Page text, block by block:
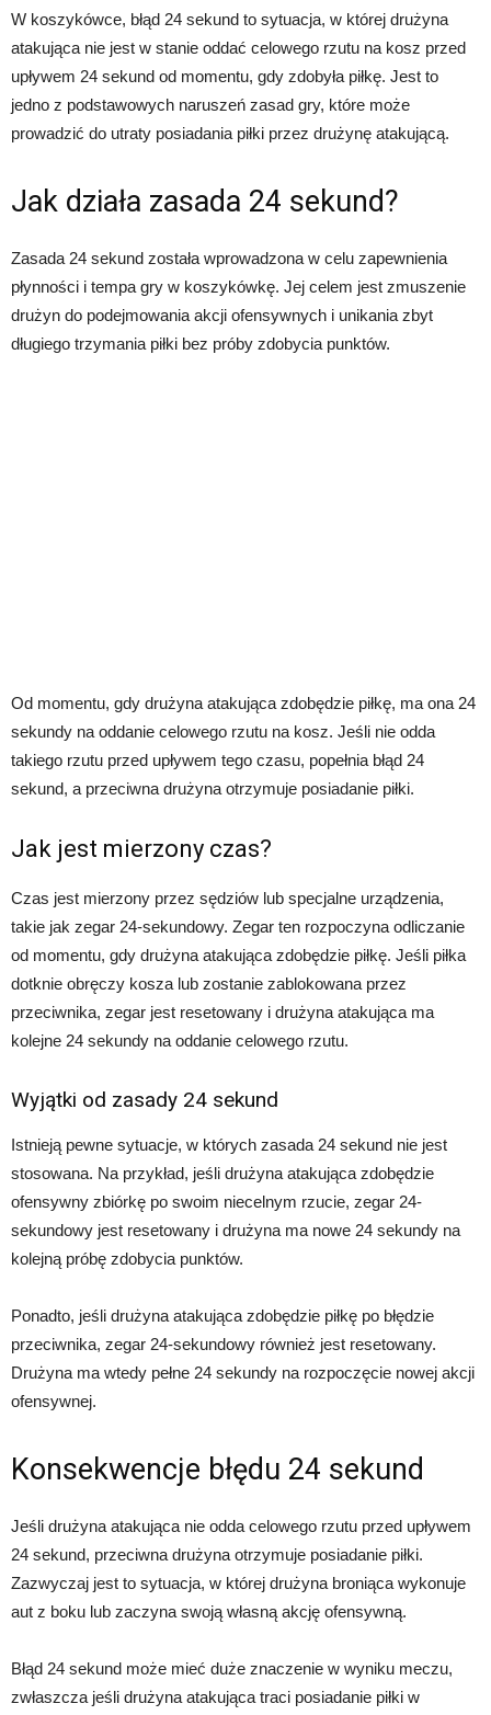
W koszykówce, błąd 24 sekund to sytuacja, w której drużyna
atakująca nie jest w stanie oddać celowego rzutu na kosz przed
upływem 24 sekund od momentu, gdy zdobyła piłkę. Jest to
jedno z podstawowych naruszeń zasad gry, które może
prowadzić do utraty posiadania piłki przez drużynę atakującą.
Jak działa zasada 24 sekund?
Zasada 24 sekund została wprowadzona w celu zapewnienia
płynności i tempa gry w koszykówkę. Jej celem jest zmuszenie
drużyn do podejmowania akcji ofensywnych i unikania zbyt
długiego trzymania piłki bez próby zdobycia punktów.
Od momentu, gdy drużyna atakująca zdobędzie piłkę, ma ona 24
sekundy na oddanie celowego rzutu na kosz. Jeśli nie odda
takiego rzutu przed upływem tego czasu, popełnia błąd 24
sekund, a przeciwna drużyna otrzymuje posiadanie piłki.
Jak jest mierzony czas?
Czas jest mierzony przez sędziów lub specjalne urządzenia,
takie jak zegar 24-sekundowy. Zegar ten rozpoczyna odliczanie
od momentu, gdy drużyna atakująca zdobędzie piłkę. Jeśli piłka
dotknie obręczy kosza lub zostanie zablokowana przez
przeciwnika, zegar jest resetowany i drużyna atakująca ma
kolejne 24 sekundy na oddanie celowego rzutu.
Wyjątki od zasady 24 sekund
Istnieją pewne sytuacje, w których zasada 24 sekund nie jest
stosowana. Na przykład, jeśli drużyna atakująca zdobędzie
ofensywny zbiórkę po swoim niecelnym rzucie, zegar 24-
sekundowy jest resetowany i drużyna ma nowe 24 sekundy na
kolejną próbę zdobycia punktów.
Ponadto, jeśli drużyna atakująca zdobędzie piłkę po błędzie
przeciwnika, zegar 24-sekundowy również jest resetowany.
Drużyna ma wtedy pełne 24 sekundy na rozpoczęcie nowej akcji
ofensywnej.
Konsekwencje błędu 24 sekund
Jeśli drużyna atakująca nie odda celowego rzutu przed upływem
24 sekund, przeciwna drużyna otrzymuje posiadanie piłki.
Zazwyczaj jest to sytuacja, w której drużyna broniąca wykonuje
aut z boku lub zaczyna swoją własną akcję ofensywną.
Błąd 24 sekund może mieć duże znaczenie w wyniku meczu,
zwłaszcza jeśli drużyna atakująca traci posiadanie piłki w